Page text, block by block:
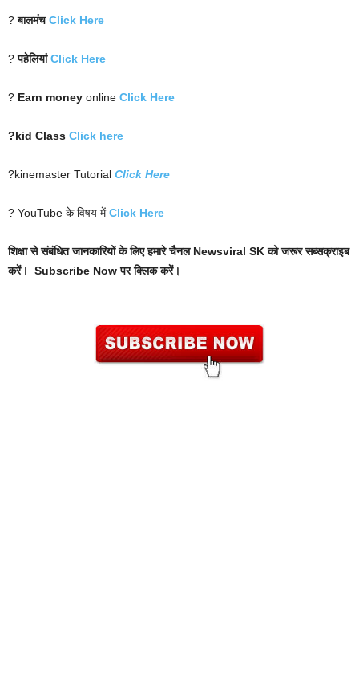
?बालमंच Click Here
?पहेलियां Click Here
? Earn money online Click Here
?kid Class Click here
?kinemaster Tutorial Click Here
? YouTube के विषय मेंClick Here
शिक्षा से संबंधित जानकारियों के लिए हमारे चैनल Newsviral SK को जरूर सब्सक्राइब
करें। Subscribe Now पर क्लिक करें।